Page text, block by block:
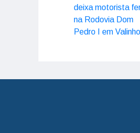
deixa motorista
na Rodovia Dom
Pedro I em